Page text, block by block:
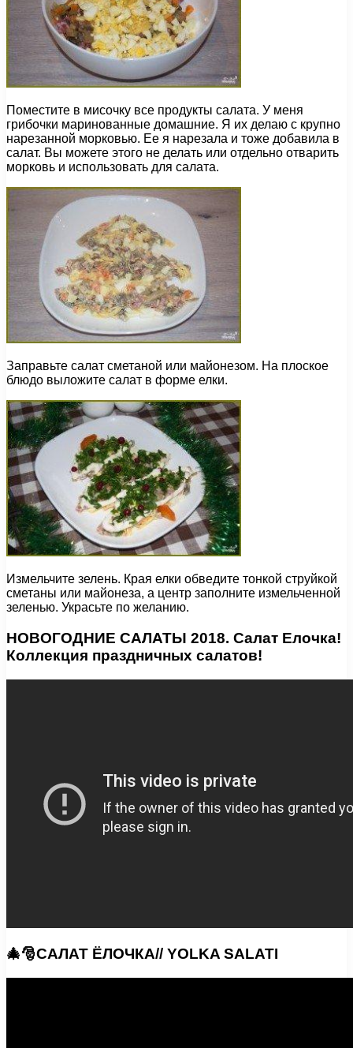
Поместите в мисочку все продукты салата. У меня
грибочки маринованные домашние. Я их делаю с крупно
нарезанной морковью. Ее я нарезала и тоже добавила в
салат. Вы можете этого не делать или отдельно отварить
морковь и использовать для салата.
Заправьте салат сметаной или майонезом. На плоское
блюдо выложите салат в форме елки.
Измельчите зелень. Края елки обведите тонкой струйкой
сметаны или майонеза, а центр заполните измельченной
зеленью. Украсьте по желанию.
НОВОГОДНИЕ САЛАТЫ 2018. Салат Елочка!
Коллекция праздничных салатов!
🎄🎅САЛАТ ЁЛОЧКА// YOLKA SALATI